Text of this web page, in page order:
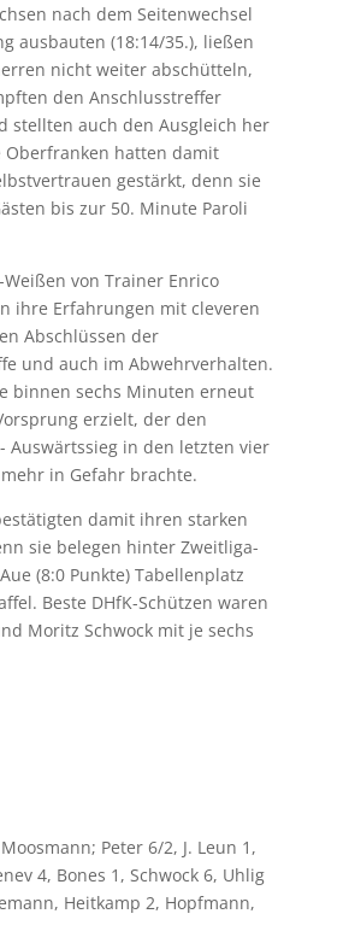
nach dem Seitenwechsel
ausbauten (18:14/35.), ließen
nicht weiter abschütteln,
den Anschlusstreffer
stellten auch den Ausgleich her
Oberfranken hatten damit
gestärkt, denn sie
bis zur 50. Minute Paroli
von Trainer Enrico
ihre Erfahrungen mit cleveren
Abschlüssen der
und auch im Abwehrverhalten.
binnen sechs Minuten erneut
erzielt, der den
Auswärtssieg in den letzten vier
in Gefahr brachte.
damit ihren starken
sie belegen hinter Zweitliga-
(8:0 Punkte) Tabellenplatz
Beste DHfK-Schützen waren
Moritz Schwock mit je sechs
Peter 6/2, J. Leun 1,
4, Bones 1, Schwock 6, Uhlig
Heitkamp 2, Hopfmann,